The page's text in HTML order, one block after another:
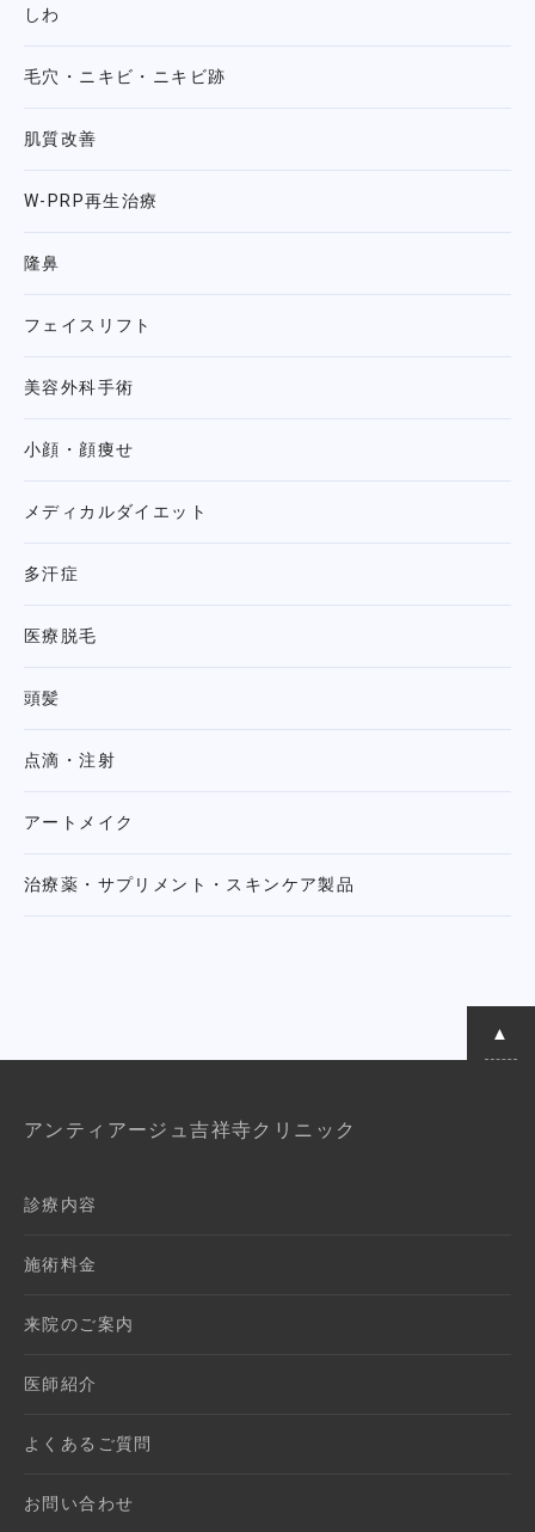
しわ
毛穴・ニキビ・ニキビ跡
肌質改善
W-PRP再生治療
隆鼻
フェイスリフト
美容外科手術
小顔・顔痩せ
メディカルダイエット
多汗症
医療脱毛
頭髪
点滴・注射
アートメイク
治療薬・サプリメント・ スキンケア製品
アンティアージュ吉祥寺クリニック
診療内容
施術料金
来院のご案内
医師紹介
よくあるご質問
お問い合わせ